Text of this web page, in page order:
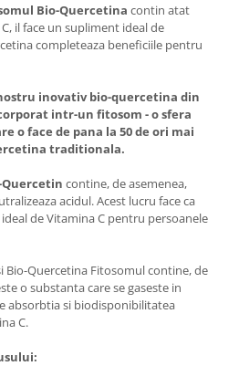
Bio-Quercetina contin atat
il face un supliment ideal de
completeaza beneficiile pentru
inovativ bio-quercetina din
intr-un fitosom - o sfera
o face de pana la 50 de ori mai
traditionala.
Quercetin contine, de asemenea,
acidul. Acest lucru face ca
de Vitamina C pentru persoanele
Bio-Quercetina Fitosomul contine, de
o substanta care se gaseste in
absorbtia si biodisponibilitatea
C.